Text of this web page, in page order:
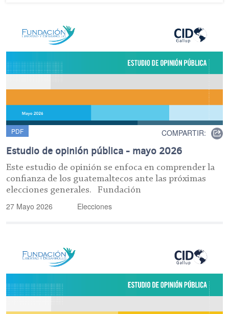
PDF COMPARTIR:
Estudio de opinión pública - mayo 2026
Este estudio de opinión se enfoca en comprender la
confianza de los guatemaltecos ante las próximas
elecciones generales. Fundación
27 Mayo 2026 Elecciones